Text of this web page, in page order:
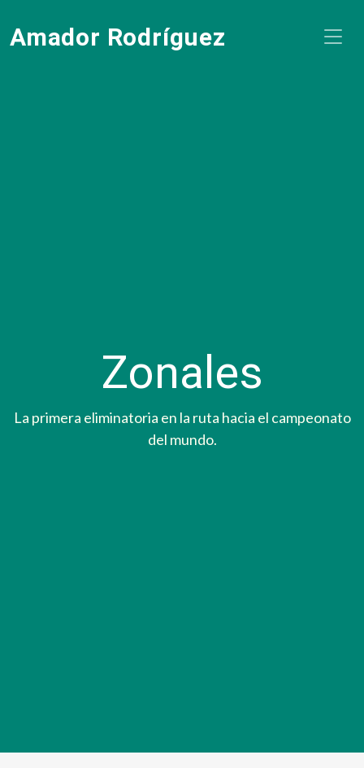
Amador Rodríguez
Zonales
La primera eliminatoria en la ruta hacia el campeonato
del mundo.